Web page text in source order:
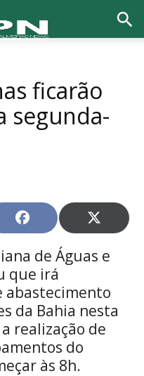
ficarão
segunda-
Share
on
Facebook
Share
on
X
de Águas e
que irá
abastecimento
da Bahia nesta
realização de
do
às 8h.